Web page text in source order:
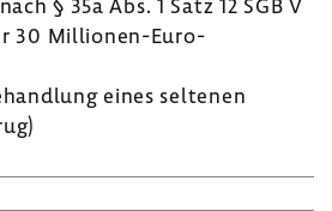
§ 35a Abs. 1 Satz 12 SGB V
30 Millionen-​Euro-
eines seltenen